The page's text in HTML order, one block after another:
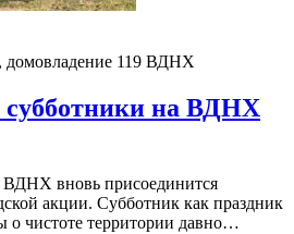
119 ВДНХ
субботники на ВДНХ
ВДНХ вновь присоединится
акции. Субботник как праздник
о чистоте территории давно…